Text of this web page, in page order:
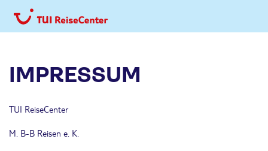
IMPRESSUM
TUI ReiseCenter
M. B-B Reisen e. K.